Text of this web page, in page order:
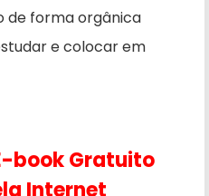
de forma orgânica
e colocar em
book Gratuito
Internet